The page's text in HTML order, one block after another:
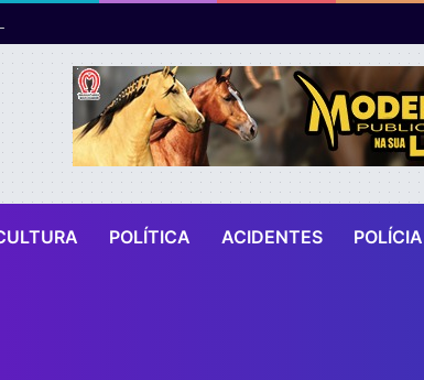
POLÍTICA ACIDENTES POLÍCIA